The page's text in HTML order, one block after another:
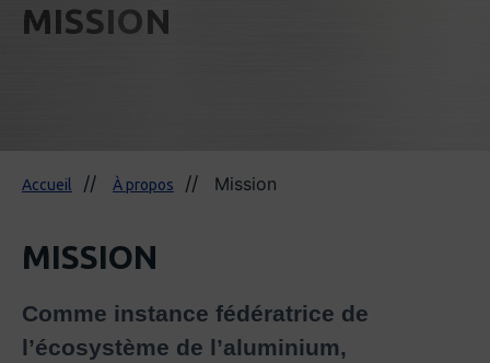
MISSION
Accueil À propos Mission
MISSION
Comme instance fédératrice de
l’écosystème de l’aluminium,